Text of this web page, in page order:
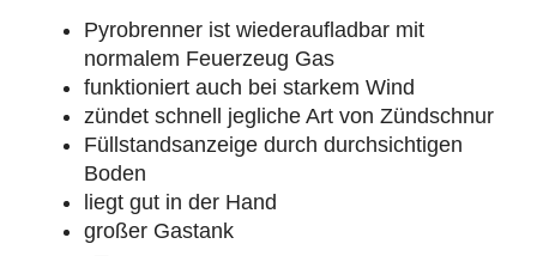
Pyrobrenner ist wiederaufladbar mit
normalem Feuerzeug Gas
funktioniert auch bei starkem Wind
zündet schnell jegliche Art von Zündschnur
Füllstandsanzeige durch durchsichtigen
Boden
liegt gut in der Hand
großer Gastank